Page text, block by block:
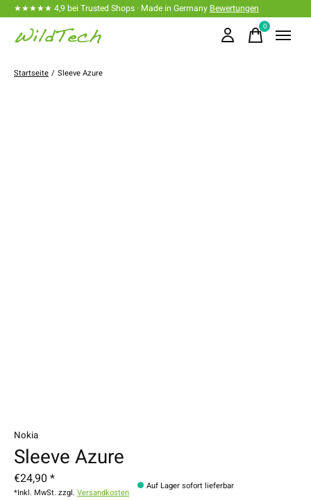
★★★★★ 4,9 bei Trusted Shops · Made in Germany Bewertungen
0items
Startseite / Sleeve Azure
Nokia
Sleeve Azure
€24,90 *
*Inkl. MwSt. zzgl. Versandkosten
Auf Lager sofort lieferbar